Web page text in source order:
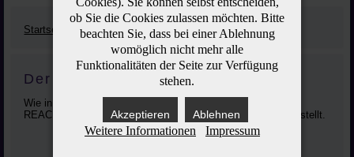
Startseite Aktuelles Der neue REACH Kalender 2022
Der neue REACH Kalender 2022
Wie in jedem Jahr haben wir wieder für Sie unseren neuen
REACH-Kalender für das Jahr 2022 zum [download ] bereitgestellt.
ob Sie die Cookies zulassen möchten. Bitte
beachten Sie, dass bei einer Ablehnung
womöglich nicht mehr alle
Funktionalitäten der Seite zur Verfügung
stehen.
Akzeptieren Ablehnen
Weitere Informationen Impressum